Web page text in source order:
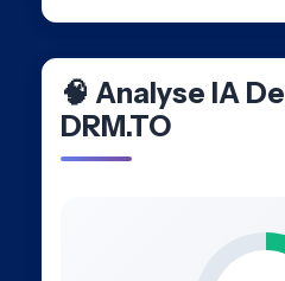
🧠 Analyse IA
DRM.TO